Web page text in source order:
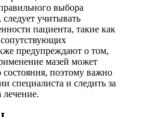
выбора
учитывать
пациента, такие как
предупреждают о том,
мазей может
поэтому важно
специалиста и следить за
лечение.